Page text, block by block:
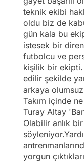
teknik ekibi
oldu biz de
gün kala bu
istesek bir
futbolcu ve
kişilik bir
edilir şekilde
arkaya
Takım içinde
Turay Altay
Olabilir anlık
yorgun